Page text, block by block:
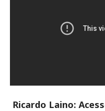
Ricardo Laino: